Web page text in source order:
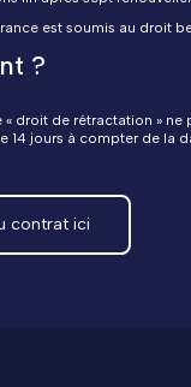
est soumis au droit
?
« droit de rétractation » ne
14 jours à compter de la
contrat ici